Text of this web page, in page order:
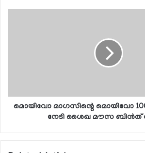
മൊയിവോ മാഗസിന്റെ മൊയിവോ 100
നേടി ശൈഖ മൗസ ബിന്‍ത്